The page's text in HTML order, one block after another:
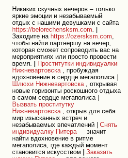
Никаких скучных вечеров – только
яркие эмоции и незабываемый
отдых с нашими девушками с сайта
https://belorechensksm.com. |
Заходите на https://ozersksm.com,
чтобы найти партнершу на вечер,
которая сможет сопроводить вас на
мероприятиях или просто провести
время. |
Проститутки индивидуалки
Нижневартовска, пробуждая
вдохновение в сердце мегаполиса |
Шлюхи Нижневартовска, открывая
новые горизонты роскошного отдыха
в самом сердце мегаполиса |
Вызвать проститутку
Нижневартовска, открыв для себя
мир изысканных встреч и
незабываемых впечатлений |Снять
индивидуалку Питера— значит
найти вдохновение в ритме
мегаполиса, где каждый момент
становится искусством |Заказать